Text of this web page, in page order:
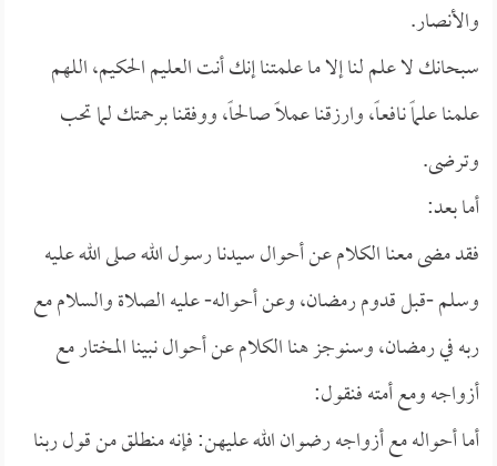
والأنصار.
سبحانك لا علم لنا إلا ما علمتنا إنك أنت العليم الحكيم، اللهم
علمنا علماً نافعاً، وارزقنا عملاً صالحاً، ووفقنا برحمتك لما تحب
وترضى.
أما بعد:
فقد مضى معنا الكلام عن أحوال سيدنا رسول الله صلى الله عليه
وسلم -قبل قدوم رمضان، وعن أحواله- عليه الصلاة والسلام مع
ربه في رمضان، وسنوجز هنا الكلام عن أحوال نبينا المختار مع
أزواجه ومع أمته فنقول:
أما أحواله مع أزواجه رضوان الله عليهن: فإنه منطلق من قول ربنا